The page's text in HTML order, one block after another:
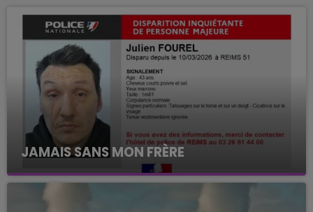
JAMAIS SANS MON FRÈRE
Julien Fourel n'a plus donné signé de vie depuis 5
mois. Sa sœur poursuit ses recherches pour le
retrouver.